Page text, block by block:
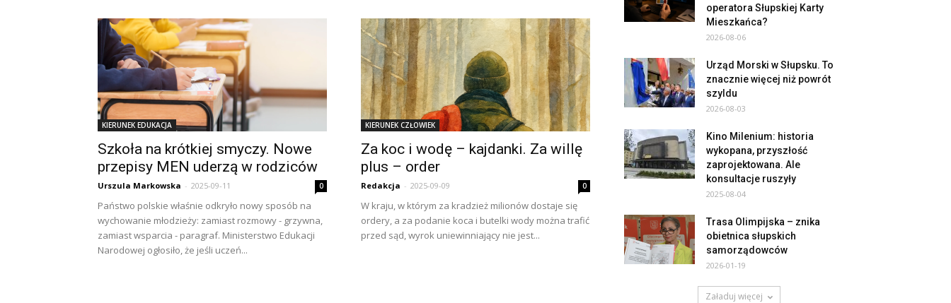
KIERUNEK EDUKACJA
Szkoła na krótkiej smyczy. Nowe
przepisy MEN uderzą w rodziców
Urszula Markowska - 2025-09-11 0
Państwo polskie właśnie odkryło nowy sposób na
wychowanie młodzieży: zamiast rozmowy - grzywna,
zamiast wsparcia - paragraf. Ministerstwo Edukacji
Narodowej ogłosiło, że jeśli uczeń...
KIERUNEK CZŁOWIEK
Za koc i wodę – kajdanki. Za willę
plus – order
Redakcja - 2025-09-09 0
W kraju, w którym za kradzież milionów dostaje się
ordery, a za podanie koca i butelki wody można trafić
przed sąd, wyrok uniewinniający nie jest...
operatora Słupskiej Karty
Mieszkańca?
2026-08-06
Urząd Morski w Słupsku. To
znacznie więcej niż powrót
szyldu
2026-08-03
Kino Milenium: historia
wykopana, przyszłość
zaprojektowana. Ale
konsultacje ruszyły
2025-08-04
Trasa Olimpijska – znika
obietnica słupskich
samorządowców
2026-01-19
Załaduj więcej